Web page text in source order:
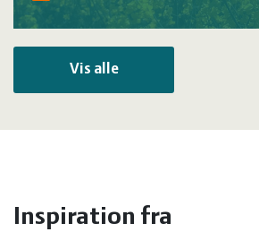
Vis alle
Inspiration fra